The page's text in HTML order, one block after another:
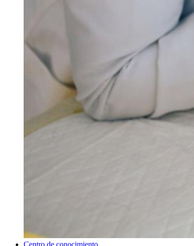
Centro de conocimiento